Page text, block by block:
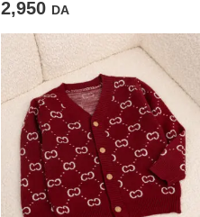
2,950 DA